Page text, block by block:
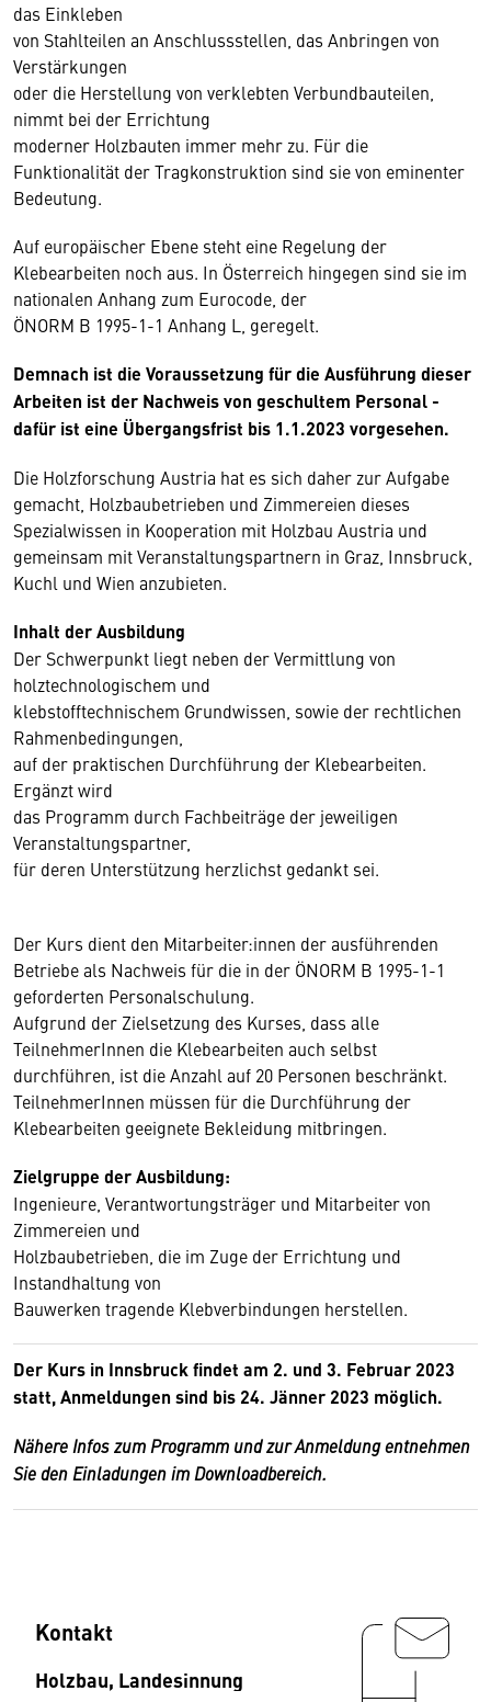
das Einkleben
von Stahlteilen an Anschlussstellen, das Anbringen von
Verstärkungen
oder die Herstellung von verklebten Verbundbauteilen,
nimmt bei der Errichtung
moderner Holzbauten immer mehr zu. Für die
Funktionalität der Tragkonstruktion sind sie von eminenter
Bedeutung.
Auf europäischer Ebene steht eine Regelung der
Klebearbeiten noch aus. In Österreich hingegen sind sie im
nationalen Anhang zum Eurocode, der
ÖNORM B 1995-1-1 Anhang L, geregelt.
Demnach ist die Voraussetzung für die Ausführung dieser
Arbeiten ist der Nachweis von geschultem Personal -
dafür ist eine Übergangsfrist bis 1.1.2023 vorgesehen.
Die Holzforschung Austria hat es sich daher zur Aufgabe
gemacht, Holzbaubetrieben und Zimmereien dieses
Spezialwissen in Kooperation mit Holzbau Austria und
gemeinsam mit Veranstaltungspartnern in Graz, Innsbruck,
Kuchl und Wien anzubieten.
Inhalt der Ausbildung
Der Schwerpunkt liegt neben der Vermittlung von
holztechnologischem und
klebstofftechnischem Grundwissen, sowie der rechtlichen
Rahmenbedingungen,
auf der praktischen Durchführung der Klebearbeiten.
Ergänzt wird
das Programm durch Fachbeiträge der jeweiligen
Veranstaltungspartner,
für deren Unterstützung herzlichst gedankt sei.
Der Kurs dient den Mitarbeiter:innen der ausführenden
Betriebe als Nachweis für die in der ÖNORM B 1995-1-1
geforderten Personalschulung.
Aufgrund der Zielsetzung des Kurses, dass alle
TeilnehmerInnen die Klebearbeiten auch selbst
durchführen, ist die Anzahl auf 20 Personen beschränkt.
TeilnehmerInnen müssen für die Durchführung der
Klebearbeiten geeignete Bekleidung mitbringen.
Zielgruppe der Ausbildung:
Ingenieure, Verantwortungsträger und Mitarbeiter von
Zimmereien und
Holzbaubetrieben, die im Zuge der Errichtung und
Instandhaltung von
Bauwerken tragende Klebverbindungen herstellen.
Der Kurs in Innsbruck findet am 2. und 3. Februar 2023
statt, Anmeldungen sind bis 24. Jänner 2023 möglich.
Nähere Infos zum Programm und zur Anmeldung entnehmen
Sie den Einladungen im Downloadbereich.
Kontakt
Holzbau, Landesinnung